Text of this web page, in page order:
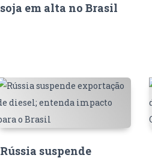
soja em alta no Brasil
Rússia suspende